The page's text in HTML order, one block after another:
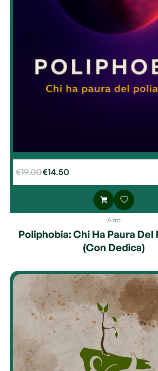
€19.00€14.50
Altro
Poliphobia: Chi Ha Paura Del
(Con Dedica)